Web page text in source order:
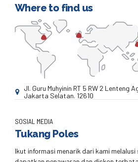
Where to find us
Jl. Guru Muhyinin RT 5 RW 2 Lenteng
Jakarta Selatan. 12610
SOSIAL MEDIA
Tukang Poles
Ikut informasi menarik dari kami